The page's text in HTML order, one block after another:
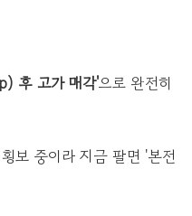
후 고가 매각'으로 완전히
보 중이라 지금 팔면 '본전